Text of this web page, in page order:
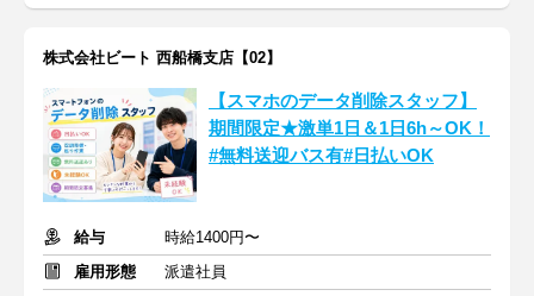
株式会社ビート 西船橋支店【02】
【スマホのデータ削除スタッフ】
期間限定★激単1日＆1日6h～OK！
#無料送迎バス有#日払いOK
給与
時給1400円〜
雇用形態
派遣社員